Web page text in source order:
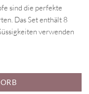
sind die perfekte
Das Set enthält 8
verwenden